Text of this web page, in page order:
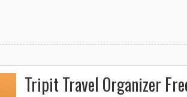
Tripit Travel Organizer